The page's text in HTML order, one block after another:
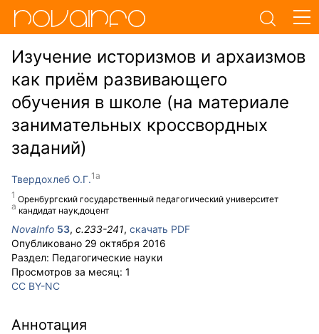
Изучение историзмов и архаизмов
как приём развивающего
обучения в школе (на материале
занимательных кроссвордных
заданий)
Твердохлеб О.Г.
Оренбургский государственный педагогический университет
кандидат наук,доцент
NovaInfo 53, с.233-241, скачать PDF
Опубликовано 29 октября 2016
Раздел: Педагогические науки
Просмотров за месяц: 1
CC BY-NC
Аннотация